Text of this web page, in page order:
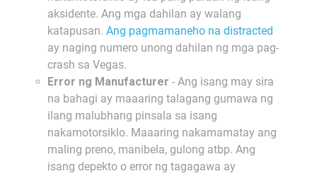
aksidente. Ang mga dahilan ay walang
katapusan.Ang pagmamaneho na distracted
ay naging numero unong dahilan ng mga pag-
crash sa Vegas.
Error ng Manufacturer - Ang isang may sira
na bahagi ay maaaring talagang gumawa ng
ilang malubhang pinsala sa isang
nakamotorsiklo. Maaaring nakamamatay ang
maling preno, manibela, gulong atbp. Ang
isang depekto o error ng tagagawa ay